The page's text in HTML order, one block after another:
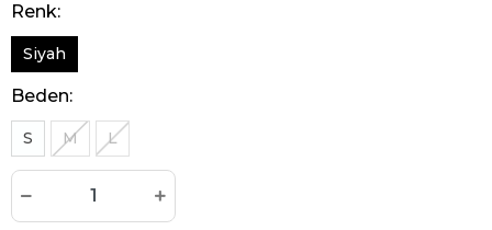
Renk:
Siyah
Beden:
S M L